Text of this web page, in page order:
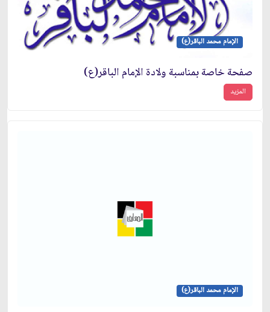
الإمام محمد الباقر(ع)
صفحة خاصة بمناسبة ولادة الإمام الباقر(ع)
المزيد
الإمام محمد الباقر(ع)